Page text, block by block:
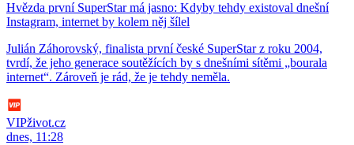
Hvězda první SuperStar má jasno: Kdyby tehdy existoval dnešní
Instagram, internet by kolem něj šílel
Julián Záhorovský, finalista první české SuperStar z roku 2004,
tvrdí, že jeho generace soutěžících by s dnešními sítěmi „bourala
internet“. Zároveň je rád, že je tehdy neměla.
VIPživot.cz
dnes, 11:28